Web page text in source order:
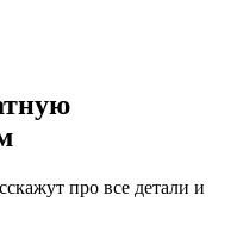
про все детали и